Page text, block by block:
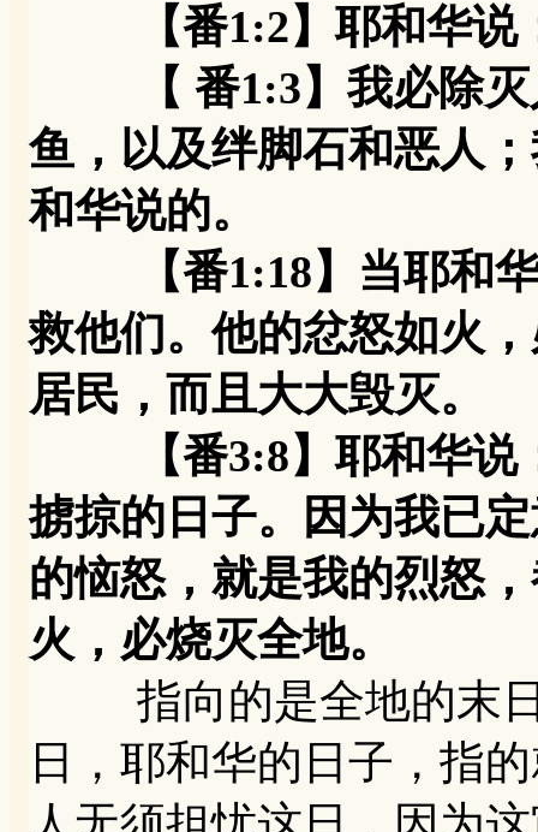
【番1:2】耶和华
【 番1:3】我必除灭
鱼，以及绊脚石和恶人
和华说的。
【番1:18】当耶和华
救他们。他的忿怒如火
居民，而且大大毁灭。
【番3:8】耶和华说：
掳掠的日子。因为我已
的恼怒，就是我的烈怒
火，必烧灭全地。
指向的是全地的末日
日，耶和华的日子，指